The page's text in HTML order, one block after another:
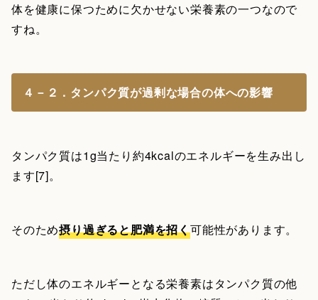
体を健康に保つために欠かせない栄養素の一つなので
すね。
４－２．タンパク質が過剰な場合の体への影響
タンパク質は1g当たり約4kcalのエネルギーを生み出し
ます[7]。
そのため摂り過ぎると肥満を招く可能性があります。
ただし体のエネルギーとなる栄養素はタンパク質の他